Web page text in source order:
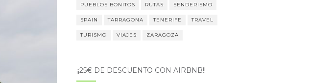
PUEBLOS BONITOS RUTAS SENDERISMO
SPAIN TARRAGONA TENERIFE TRAVEL
TURISMO VIAJES ZARAGOZA
¡¡25€ DE DESCUENTO CON AIRBNB!!